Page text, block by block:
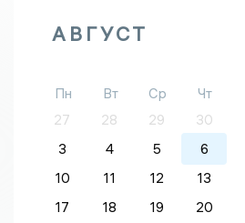
АВГУСТ
Пн Вт Ср Чт
27
28 29 30
3
4 5 6
10
11 12 13
17
18 19 20